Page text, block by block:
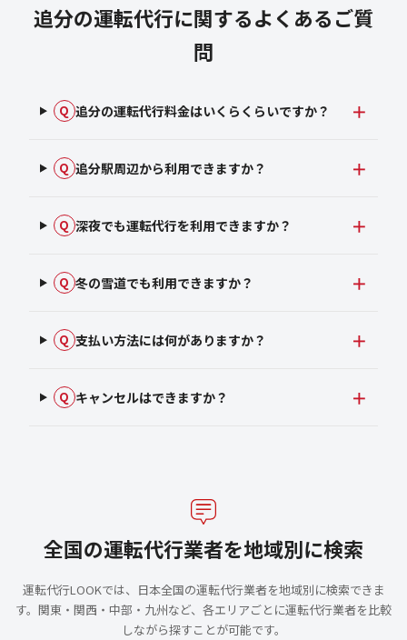
追分の運転代行に関するよくあるご質
問
Q 追分の運転代行料金はいくらくらいですか？
Q 追分駅周辺から利用できますか？
Q 深夜でも運転代行を利用できますか？
Q 冬の雪道でも利用できますか？
Q 支払い方法には何がありますか？
Q キャンセルはできますか？
全国の運転代行業者を地域別に検索
運転代行LOOKでは、日本全国の運転代行業者を地域別に検索できま
す。関東・関西・中部・九州など、各エリアごとに運転代行業者を比較
しながら探すことが可能です。